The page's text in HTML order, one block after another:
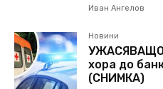
Иван Ангелов
Новини
хора до
(СНИМКА)